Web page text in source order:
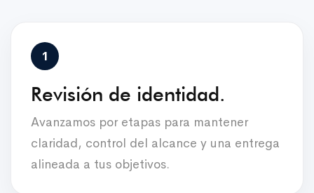
Revisión de identidad.
Avanzamos por etapas para mantener
claridad, control del alcance y una entrega
alineada a tus objetivos.